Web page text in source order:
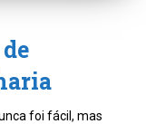
foi fácil, mas